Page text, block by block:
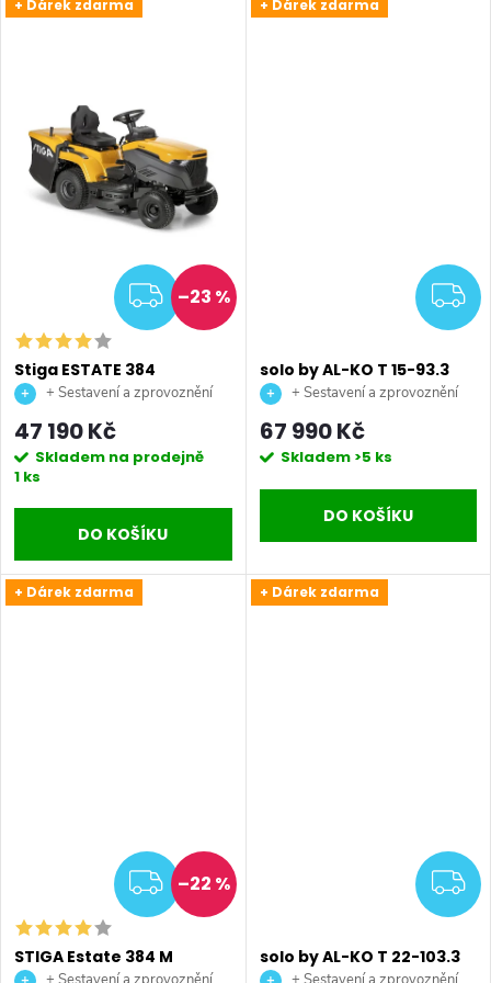
t
+ Dárek zdarma
ZDARMA
–23 %
Stiga ESTATE 384
zahradní traktor
+ Sestavení a zprovoznění
stroje + doprava až na vaši
zahradu.
47 190 Kč
Skladem na prodejně
1 ks
DO KOŠÍKU
+ Dárek zdarma
solo by AL-KO T 15-93.3
HD-A Comfort benzínový
+ Sestavení a zprovoznění
stroje + doprava až na vaši
zahradu.
67 990 Kč
Skladem >5 ks
DO KOŠÍKU
+ Dárek zdarma
ZDARMA
–22 %
STIGA Estate 384 M
+ Dárek zdarma
solo by AL-KO T 22-103.3